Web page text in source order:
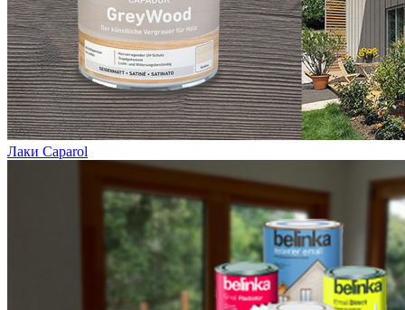
Лаки Caparol